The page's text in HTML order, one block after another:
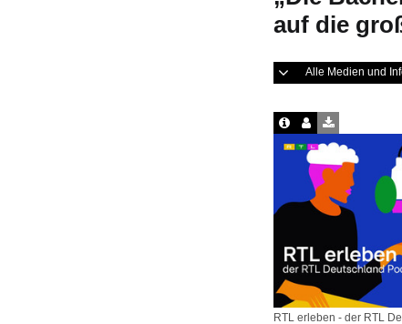
auf die
Alle Medien und
RTL erleben - der RTL